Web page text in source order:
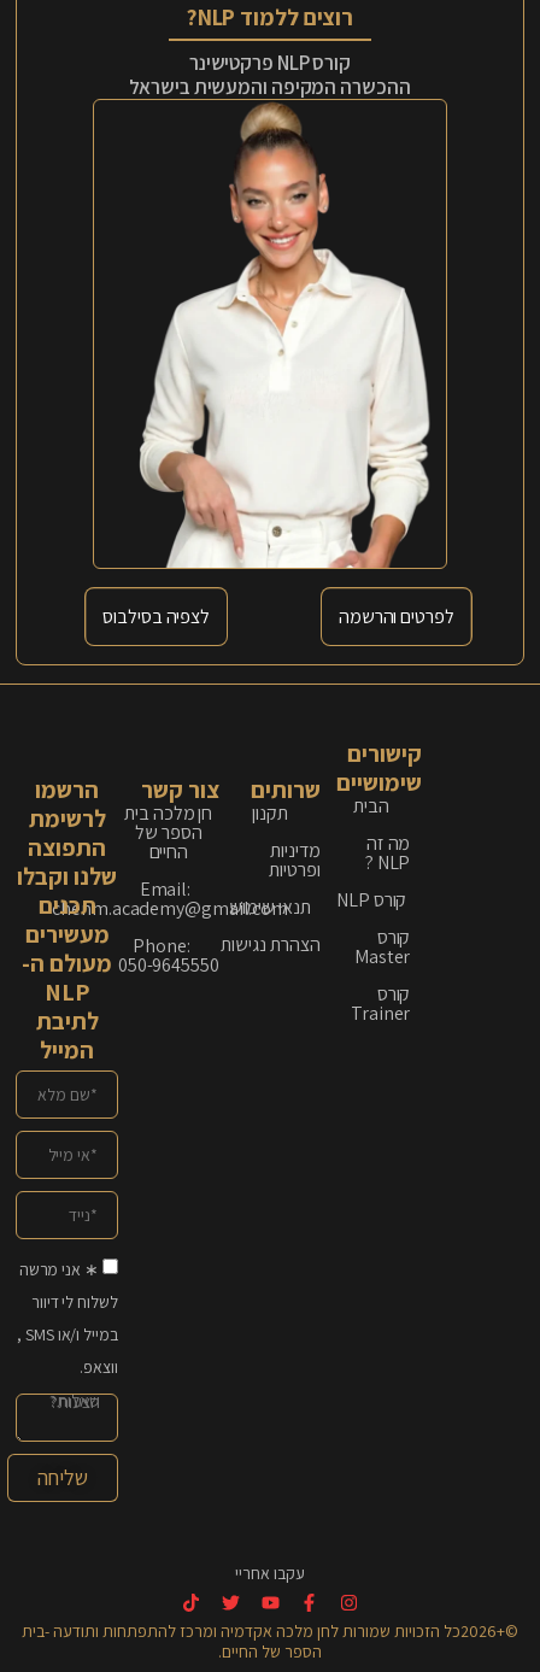
רוצים ללמוד NLP?
קורס NLP פרקטישינר
ההכשרה המקיפה והמעשית בישראל
לפרטים והרשמה לצפיה בסילבוס
קישורים
שימושיים
הבית
מה זה
NLP ?
קורס NLP
קורס
Master
קורס
Trainer
שרותים
תקנון
מדיניות
ופרטיות
תנאי שימוש
הצהרת נגישות
צור קשר
חן מלכה בית
הספר של
החיים
Email:
chenm.academy@gmail.com
Phone:
050-9645550
הרשמו
לרשימת
התפוצה
שלנו וקבלו
תכנים
מעשירים
מעולם ה-
NLP
לתיבת
המייל
∗ אני מרשה
לשלוח לי דיוור
במייל ו/או SMS ,
ווצאפ.
שליחה
עקבו אחריי
©+2026כל הזכויות שמורות לחן מלכה אקדמיה ומרכז להתפתחות ותודעה -בית
הספר של החיים.